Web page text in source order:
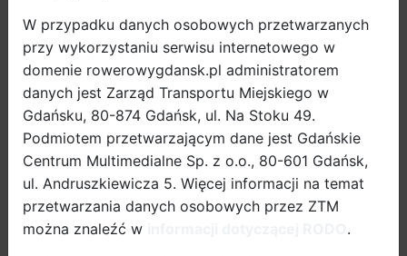
Już w połowie września 2023 roku rusza pilotaż
innowacyjnego modelu rowerów elektrycznych
Hopper, który potrwa do połowy listopada tego roku.
W przypadku danych osobowych przetwarzanych
przy wykorzystaniu serwisu internetowego w
domenie rowerowygdansk.pl administratorem
danych jest Zarząd Transportu Miejskiego w
Gdańsku, 80-874 Gdańsk, ul. Na Stoku 49.
Podmiotem przetwarzającym dane jest Gdańskie
Centrum Multimedialne Sp. z o.o., 80-601 Gdańsk,
ul. Andruszkiewicza 5. Więcej informacji na temat
przetwarzania danych osobowych przez ZTM
można znaleźć w
.